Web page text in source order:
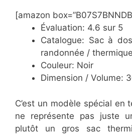
[amazon
Évaluation: 4.6 sur 5
Catalogue: Sac à
randonnée / thermique
Couleur: Noir
Dimension / Volume:
C’est un modèle spécial en
ne représente pas juste
plutôt un gros sac